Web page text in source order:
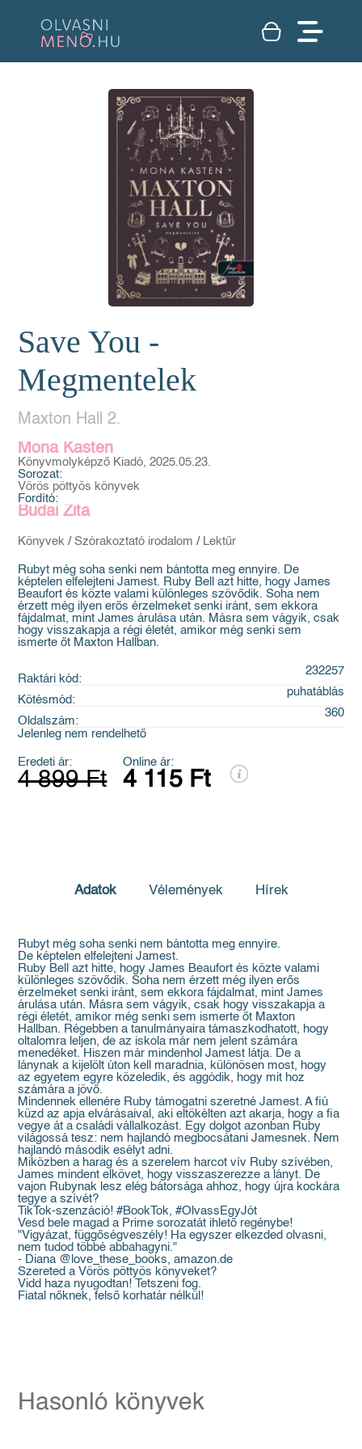
Save You -
Megmentelek
Maxton Hall 2.
Mona Kasten
Könyvmolyképző Kiadó, 2025.05.23.
Sorozat:
Vörös pöttyös könyvek
Fordító:
Budai Zita
Könyvek / Szórakoztató irodalom / Lektűr
Rubyt még soha senki nem bántotta meg ennyire. De
képtelen elfelejteni Jamest. Ruby Bell azt hitte, hogy James
Beaufort és közte valami különleges szövődik. Soha nem
érzett még ilyen erős érzelmeket senki iránt, sem ekkora
fájdalmat, mint James árulása után. Másra sem vágyik, csak
hogy visszakapja a régi életét, amikor még senki sem
ismerte őt Maxton Hallban.
Raktári kód:
232257
Kötésmód:
puhatáblás
Oldalszám:
360
Jelenleg nem rendelhető
Eredeti ár:
4 899 Ft
Online ár:
4 115 Ft
Adatok Vélemények Hírek
Rubyt még soha senki nem bántotta meg ennyire.
De képtelen elfelejteni Jamest.
Ruby Bell azt hitte, hogy James Beaufort és közte valami
különleges szövődik. Soha nem érzett még ilyen erős
érzelmeket senki iránt, sem ekkora fájdalmat, mint James
árulása után. Másra sem vágyik, csak hogy visszakapja a
régi életét, amikor még senki sem ismerte őt Maxton
Hallban. Régebben a tanulmányaira támaszkodhatott, hogy
oltalomra leljen, de az iskola már nem jelent számára
menedéket. Hiszen már mindenhol Jamest látja. De a
lánynak a kijelölt úton kell maradnia, különösen most, hogy
az egyetem egyre közeledik, és aggódik, hogy mit hoz
számára a jövő.
Mindennek ellenére Ruby támogatni szeretné Jamest. A fiú
küzd az apja elvárásaival, aki eltökélten azt akarja, hogy a fia
vegye át a családi vállalkozást. Egy dolgot azonban Ruby
világossá tesz: nem hajlandó megbocsátani Jamesnek. Nem
hajlandó második esélyt adni.
Miközben a harag és a szerelem harcot vív Ruby szívében,
James mindent elkövet, hogy visszaszerezze a lányt. De
vajon Rubynak lesz elég bátorsága ahhoz, hogy újra kockára
tegye a szívét?
TikTok-szenzáció! #BookTok, #OlvassEgyJót
Vesd bele magad a Prime sorozatát ihlető regénybe!
"Vigyázat, függőségveszély! Ha egyszer elkezded olvasni,
nem tudod többé abbahagyni."
- Diana @love_these_books, amazon.de
Szereted a Vörös pöttyös könyveket?
Vidd haza nyugodtan! Tetszeni fog.
Fiatal nőknek, felső korhatár nélkül!
Hasonló könyvek